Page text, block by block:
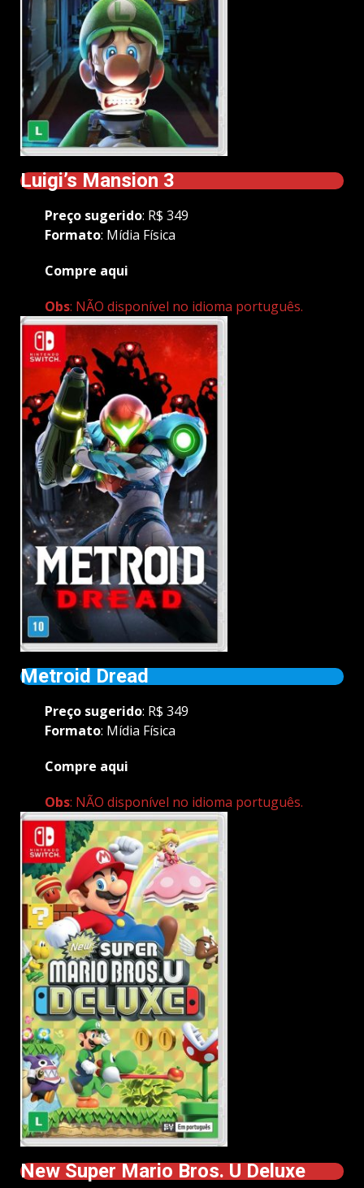
Luigi’s Mansion 3
Preço sugerido: R$ 349
Formato: Mídia Física
Compre aqui
Obs: NÃO disponível no idioma português.
Metroid Dread
Preço sugerido: R$ 349
Formato: Mídia Física
Compre aqui
Obs: NÃO disponível no idioma português.
New Super Mario Bros. U Deluxe